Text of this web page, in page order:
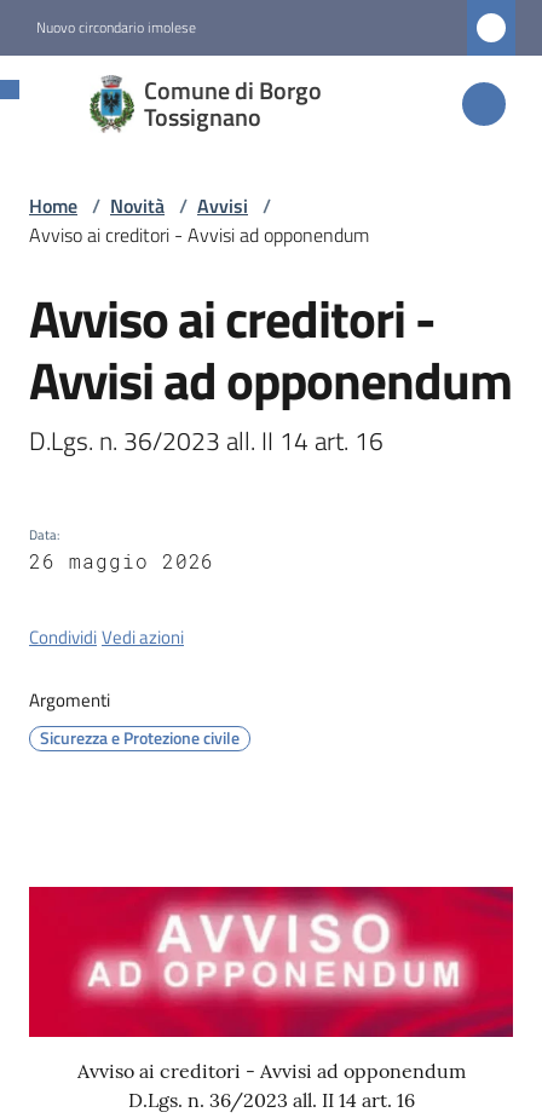
Nuovo circondario imolese
Comune di Borgo
Tossignano
Comune di
Borgo
Novità
Tossignano
Servizi
on-
line
Tutti
argomenti
Home / Novità / Avvisi /
Avviso ai creditori - Avvisi ad opponendum
Salta al contenuto
Avviso ai creditori -
Avvisi ad opponendum
D.Lgs. n. 36/2023 all. II 14 art. 16
Data:
26 maggio 2026
CondividiVedi azioni
Argomenti
Sicurezza e Protezione civile
Contenuto
Avviso ai creditori - Avvisi ad opponendum
D.Lgs. n. 36/2023 all. II 14 art. 16